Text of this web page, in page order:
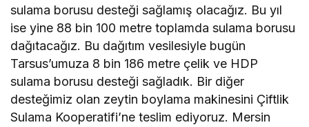
sulama borusu desteği sağlamış olacağız. Bu yıl
ise yine 88 bin 100 metre toplamda sulama borusu
dağıtacağız. Bu dağıtım vesilesiyle bugün
Tarsus’umuza 8 bin 186 metre çelik ve HDP
sulama borusu desteği sağladık. Bir diğer
desteğimiz olan zeytin boylama makinesini Çiftlik
Sulama Kooperatifi’ne teslim ediyoruz. Mersin